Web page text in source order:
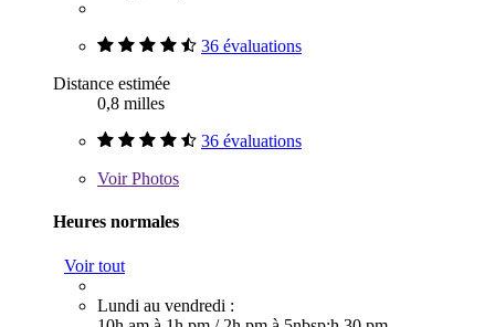
36 évaluations
Distance estimée
0,8 milles
36 évaluations
VoirPhotos
Heures normales
Voir tout
Lundi au vendredi :